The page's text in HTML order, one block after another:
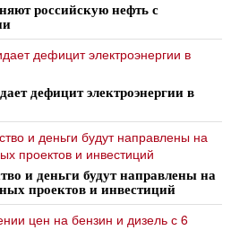
российскую нефть с
дефицит электроэнергии в
и деньги будут направлены на
проектов и инвестиций